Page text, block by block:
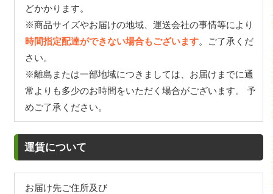
どかかります。
※商品サイズやお届けの地域、運送会社の事情等により
時間指定配達ができない場合もございます。ご了承くだ
さい。
※離島または一部地域につきましては、お届けまでに通
常よりも多少のお時間をいただく場合がございます。 予
めご了承ください。
運賃について
お届け先ご住所及び